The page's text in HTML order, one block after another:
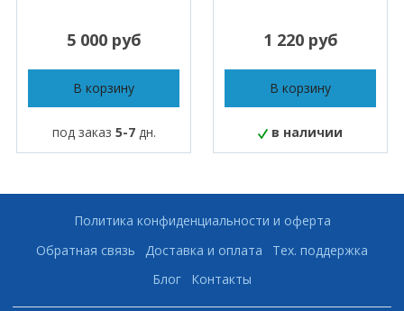
5 000 руб
В корзину
под заказ 5-7дн.
1 220 руб
В корзину
в наличии
Политика конфиденциальности и оферта
Обратная связь
Доставка и оплата
Тех. поддержка
Блог
Контакты